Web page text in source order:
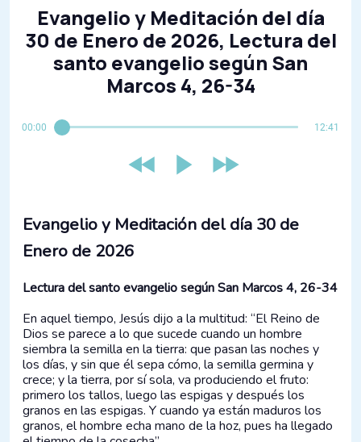
Evangelio y Meditación del día
30 de Enero de 2026, Lectura del
santo evangelio según San
Marcos 4, 26-34
00:00 12:41
Evangelio y Meditación del día​ 30 de
Enero de 2026
Lectura del santo evangelio según San Marcos 4, 26-34
En aquel tiempo, Jesús dijo a la multitud: “El Reino de
Dios se parece a lo que sucede cuando un hombre
siembra la semilla en la tierra: que pasan las noches y
los días, y sin que él sepa cómo, la semilla germina y
crece; y la tierra, por sí sola, va produciendo el fruto:
primero los tallos, luego las espigas y después los
granos en las espigas. Y cuando ya están maduros los
granos, el hombre echa mano de la hoz, pues ha llegado